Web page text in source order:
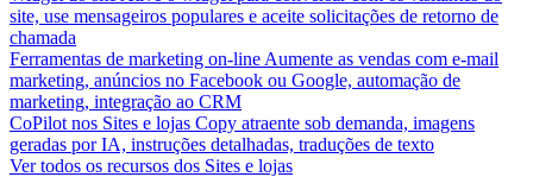
site, use mensageiros populares e aceite solicitações de retorno de
chamada
Ferramentas de marketing on-line Aumente as vendas com e-mail
marketing, anúncios no Facebook ou Google, automação de
marketing, integração ao CRM
CoPilot nos Sites e lojas Copy atraente sob demanda, imagens
geradas por IA, instruções detalhadas, traduções de texto
Ver todos os recursos dos Sites e lojas